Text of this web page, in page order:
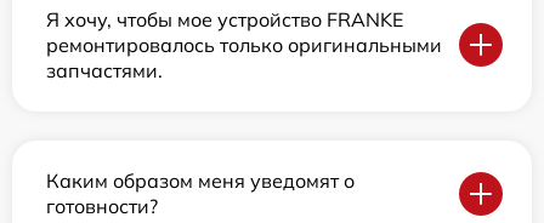
Я хочу, чтобы мое устройство FRANKE
ремонтировалось только оригинальными
запчастями.
Каким образом меня уведомят о
готовности?